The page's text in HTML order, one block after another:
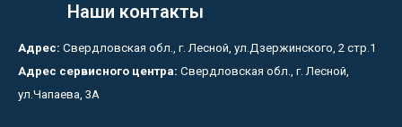
Наши контакты
Адрес: Свердловская обл., г. Лесной, ул.Дзержинского, 2 стр.1
Адрес сервисного центра: Свердловская обл., г. Лесной,
ул.Чапаева, 3А